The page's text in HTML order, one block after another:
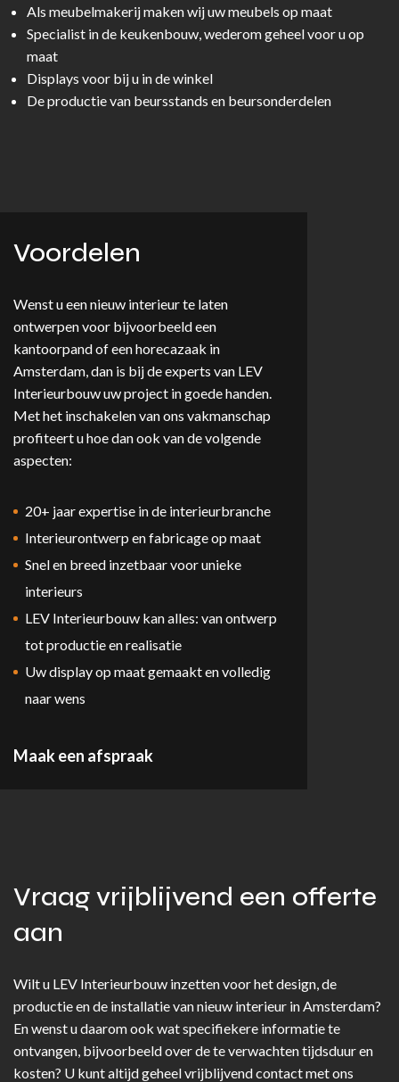
Als meubelmakerij maken wij uw meubels op maat
Specialist in de keukenbouw, wederom geheel voor u op
maat
Displays voor bij u in de winkel
De productie van beursstands en beursonderdelen
Voordelen
Wenst u een nieuw interieur te laten
ontwerpen voor bijvoorbeeld een
kantoorpand of een horecazaak in
Amsterdam, dan is bij de experts van LEV
Interieurbouw uw project in goede handen.
Met het inschakelen van ons vakmanschap
profiteert u hoe dan ook van de volgende
aspecten:
20+ jaar expertise in de interieurbranche
Interieurontwerp en fabricage op maat
Snel en breed inzetbaar voor unieke
interieurs
LEV Interieurbouw kan alles: van ontwerp
tot productie en realisatie
Uw display op maat gemaakt en volledig
naar wens
Maak een afspraak
Vraag vrijblijvend een offerte
aan
Wilt u LEV Interieurbouw inzetten voor het design, de
productie en de installatie van nieuw interieur in Amsterdam?
En wenst u daarom ook wat specifiekere informatie te
ontvangen, bijvoorbeeld over de te verwachten tijdsduur en
kosten? U kunt altijd geheel vrijblijvend contact met ons